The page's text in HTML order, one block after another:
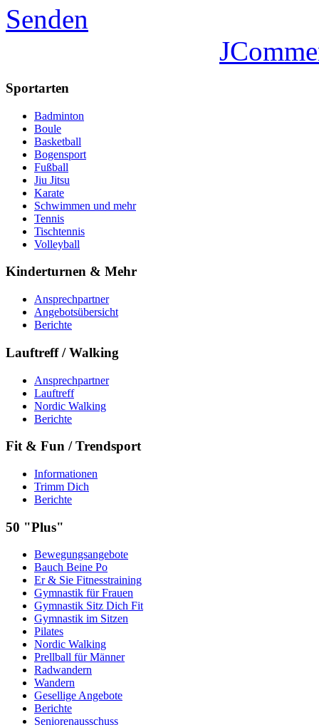
Senden
Sportarten
Badminton
Boule
Basketball
Bogensport
Fußball
Jiu Jitsu
Karate
Schwimmen und mehr
Tennis
Tischtennis
Volleyball
Kinderturnen & Mehr
Ansprechpartner
Angebotsübersicht
Berichte
Lauftreff / Walking
Ansprechpartner
Lauftreff
Nordic Walking
Berichte
Fit & Fun / Trendsport
Informationen
Trimm Dich
Berichte
50 "Plus"
Bewegungsangebote
Bauch Beine Po
Er & Sie Fitnesstraining
Gymnastik für Frauen
Gymnastik Sitz Dich Fit
Gymnastik im Sitzen
Pilates
Nordic Walking
Prellball für Männer
Radwandern
Wandern
Gesellige Angebote
Berichte
Seniorenausschuss